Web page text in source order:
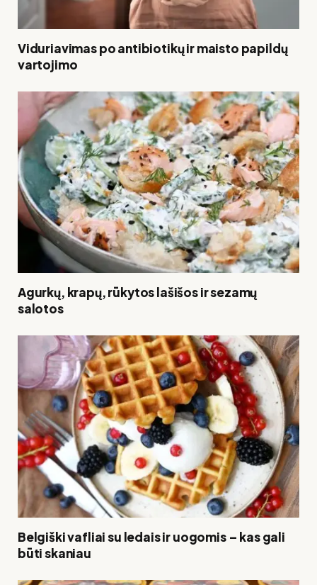
Viduriavimas po antibiotikų ir maisto papildų
vartojimo
Agurkų, krapų, rūkytos lašišos ir sezamų
salotos
Belgiški vafliai su ledais ir uogomis – kas gali
būti skaniau